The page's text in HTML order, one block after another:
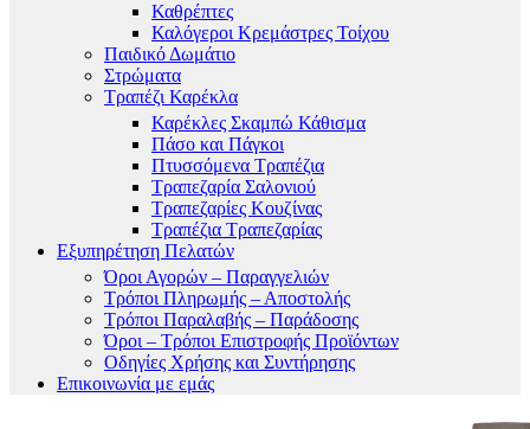
Καθρέπτες
Καλόγεροι Κρεμάστρες Τοίχου
Παιδικό Δωμάτιο
Στρώματα
Τραπέζι Καρέκλα
Καρέκλες Σκαμπώ Κάθισμα
Πάσο και Πάγκοι
Πτυσσόμενα Τραπέζια
Τραπεζαρία Σαλονιού
Τραπεζαρίες Κουζίνας
Τραπέζια Τραπεζαρίας
Εξυπηρέτηση Πελατών
Όροι Αγορών – Παραγγελιών
Τρόποι Πληρωμής – Αποστολής
Τρόποι Παραλαβής – Παράδοσης
Όροι – Τρόποι Επιστροφής Προϊόντων
Οδηγίες Χρήσης και Συντήρησης
Επικοινωνία με εμάς